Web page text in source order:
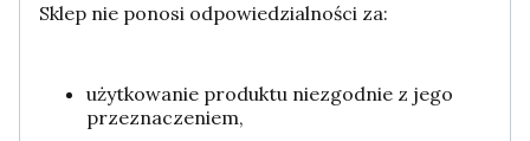
Sklep nie ponosi odpowiedzialności za:
użytkowanie produktu niezgodnie z jego
przeznaczeniem,